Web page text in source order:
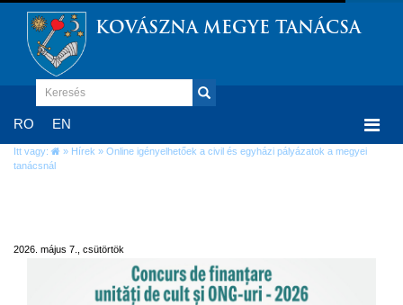
KOVÁSZNA MEGYE TANÁCSA
RO EN
Itt vagy: » Hírek » Online igényelhetőek a civil és egyházi pályázatok a megyei
tanácsnál
2026. május 7., csütörtök